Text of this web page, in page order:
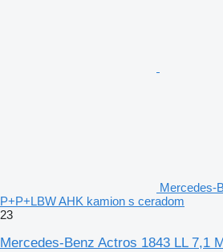
Mercedes-
P+P+LBW AHK kamion s ceradom
23
Mercedes-Benz Actros 1843 LL 7,1